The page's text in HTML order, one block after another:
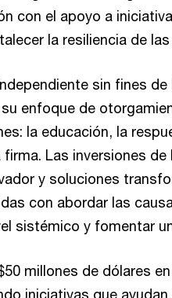
con el apoyo a
la resiliencia de
sin fines
enfoque de
la educación, la
Las inversiones de
y soluciones
con abordar las
sistémico y fomentar
millones de dólares
iniciativas que